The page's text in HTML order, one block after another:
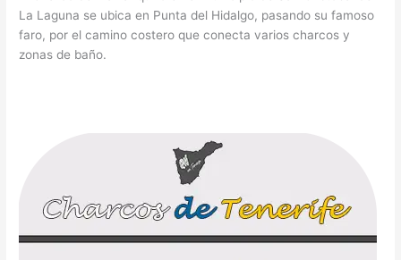
La Laguna se ubica en Punta del Hidalgo, pasando su famoso
faro, por el camino costero que conecta varios charcos y
zonas de baño.